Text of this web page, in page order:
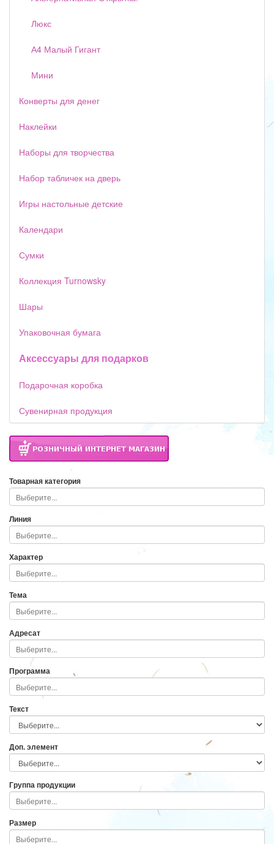
Люкс
А4 Малый Гигант
Мини
Конверты для денег
Наклейки
Наборы для творчества
Набор табличек на дверь
Игры настольные детские
Календари
Сумки
Коллекция Turnowsky
Шары
Упаковочная бумага
Аксессуары для подарков
Подарочная коробка
Сувенирная продукция
Товарная категория
Линия
Характер
Тема
Адресат
Программа
Текст
Доп. элемент
Группа продукции
Размер